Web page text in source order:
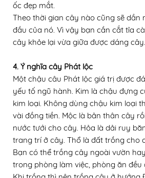
ốc đẹp mắt.
Theo thời gian cây nào cũng sẽ dần
đầu của nó. Vì vậy bạn cần cắt tỉa
cây khỏe lại vừa giữa được dáng cây.
4. Ý nghĩa cây Phát lộc
Một chậu câu Phát lộc giá trị được
yếu tố ngũ hành. Kim là chậu đựng
kim loại. Không dùng chậu kim loại
vài đồng tiền. Mộc là bản thân cây
nước tưới cho cây. Hỏa là dải ruy
trang trí ở cây. Thổ là đất trồng cho
Bạn có thể trồng cây ngoài vườn
trong phòng làm việc, phòng ăn đều